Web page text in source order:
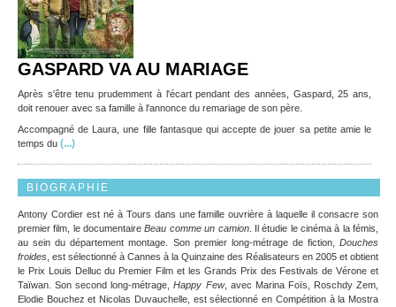
GASPARD VA AU MARIAGE
Après s'être tenu prudemment à l'écart pendant des années, Gaspard, 25 ans,
doit renouer avec sa famille à l'annonce du remariage de son père.
Accompagné de Laura, une fille fantasque qui accepte de jouer sa petite amie le
temps du (...)
BIOGRAPHIE
Antony Cordier est né à Tours dans une famille ouvrière à laquelle il consacre son
premier film, le documentaireBeau comme un camion. Il étudie le cinéma à la fémis,
au sein du département montage. Son premier long-métrage de fiction, Douches
froides , est sélectionné à Cannes à la Quinzaine des Réalisateurs en 2005 et obtient
le Prix Louis Delluc du Premier Film et les Grands Prix des Festivals de Vérone et
Taïwan. Son second long-métrage,Happy Few, avec Marina Foïs, Roschdy Zem,
Elodie Bouchez et Nicolas Duvauchelle, est sélectionné en Compétition à la Mostra